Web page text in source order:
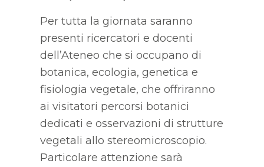
Per tutta la giornata saranno
presenti ricercatori e docenti
dell’Ateneo che si occupano di
botanica, ecologia, genetica e
fisiologia vegetale, che offriranno
ai visitatori percorsi botanici
dedicati e osservazioni di strutture
vegetali allo stereomicroscopio.
Particolare attenzione sarà